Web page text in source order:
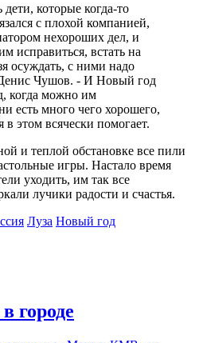
которые когда-то
с плохой компанией,
нехороших дел, и
исправиться, встать на
осуждать, с ними надо
Денис Чушов. - И Новый год
когда можно им
есть много чего хорошего,
этом всячески помогает.
и теплой обстановке все пили
игры. Настало время
уходить, им так все
лучики радости и счастья.
Луза Новый год
городе